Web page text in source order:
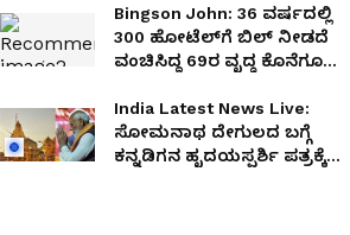
Bingson John: 36 ವರ್ಷದಲ್ಲಿ
300 ಹೋಟೆಲ್‌ಗೆ ಬಿಲ್‌ ನೀಡದೆ
ವಂಚಿಸಿದ್ದ 69ರ ವೃದ್ಧ ಕೊನೆಗೂ
India Latest News Live:
ಸೋಮನಾಥ ದೇಗುಲದ ಬಗ್ಗೆ
ಕನ್ನಡಿಗನ ಹೃದಯಸ್ಪರ್ಶಿ ಪತ್ರಕ್ಕೆ